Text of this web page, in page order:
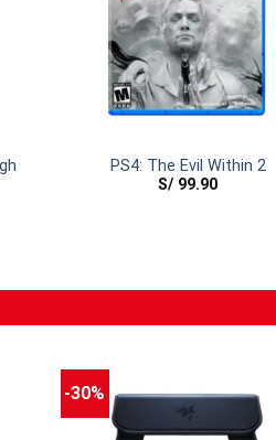
PS4: The Evil Within 2
S/ 99.90
-30%